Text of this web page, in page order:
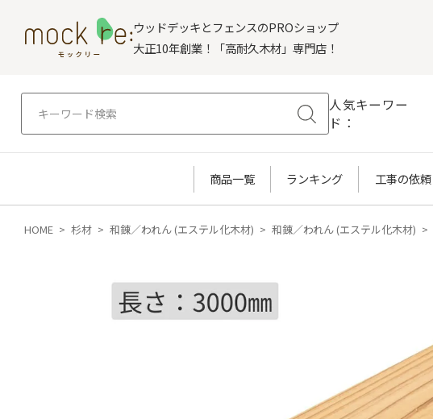
ウッドデッキとフェンスのPROショップ
大正10年創業！「高耐久木材」専門店！
人気キーワー
ド：
商品一覧 ランキング 工事の依頼
HOME 杉材 和錬／われん (エステル化木材) 和錬／われん (エステル化木材)